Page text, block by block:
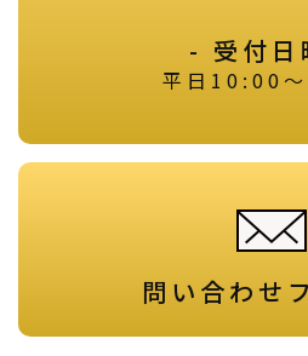
- 受付日
平日10:00
問い合わせ